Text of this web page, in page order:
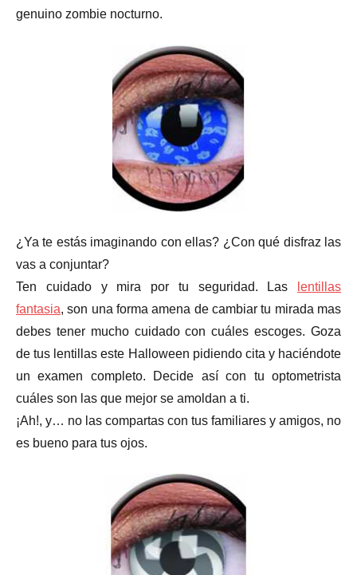
genuino zombie nocturno.
¿Ya te estás imaginando con ellas? ¿Con qué disfraz las
vas a conjuntar?
Ten cuidado y mira por tu seguridad. Las
lentillas
fantasia, son una forma amena de cambiar tu mirada mas
debes tener mucho cuidado con cuáles escoges. Goza
de tus lentillas este Halloween pidiendo cita y haciéndote
un examen completo. Decide así con tu optometrista
cuáles son las que mejor se amoldan a ti.
¡Ah!, y… no las compartas con tus familiares y amigos, no
es bueno para tus ojos.